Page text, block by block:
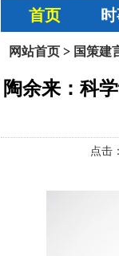
首页
网站首页 > 国策建
陶余来：科
点击：